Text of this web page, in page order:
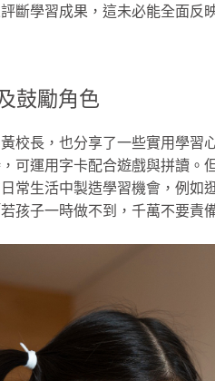
斷學習成果，這未必能全面反
鼓勵角色
校長，也分享了一些實用學習
可運用字卡配合遊戲與拼讀。
常生活中製造學習機會，例
孩子一時做不到，千萬不要責